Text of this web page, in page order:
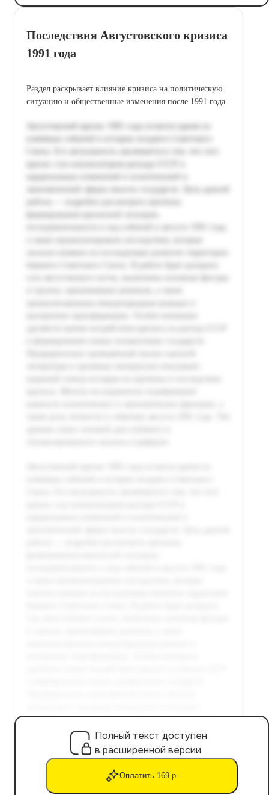
Последствия Августовского кризиса
1991 года
Раздел раскрывает влияние кризиса на политическую
ситуацию и общественные изменения после 1991 года.
Полный текст доступен
в расширенной версии
Оплатить 169 р.